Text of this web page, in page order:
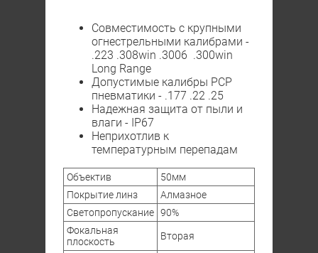
Совместимость с крупными
огнестрельными калибрами -
.223 .308win .3006 .300win
Long Range
Допустимые калибры PCP
пневматики - .177 .22 .25
Надежная защита от пыли и
влаги - IP67
Неприхотлив к
температурным перепадам
Объектив
50мм
Покрытие линз
Алмазное
Светопропускание 90%
Фокальная
плоскость
Вторая